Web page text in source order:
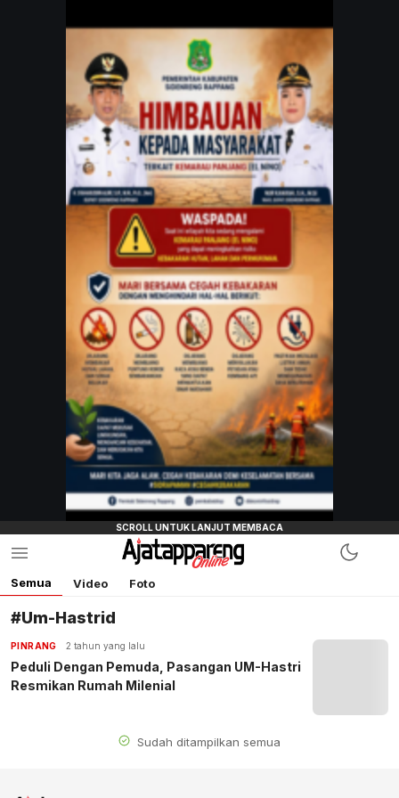
Semua Video Foto
#Um-Hastrid
PINRANG 2 tahun yang lalu
Peduli Dengan Pemuda, Pasangan UM-Hastri
Resmikan Rumah Milenial
Sudah ditampilkan semua